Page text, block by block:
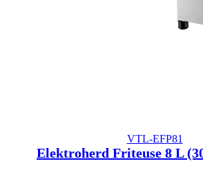
VTL-EFP81
Elektroherd Friteuse 8 L